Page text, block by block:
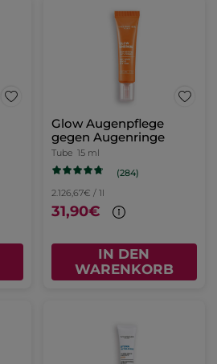
Glow Augenpflege
gegen Augenringe
Tube 15 ml
(284)
2.126,67€ / 1l
31,90€
IN DEN
WARENKORB